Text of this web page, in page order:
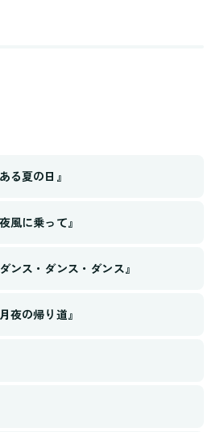
る夏の日』
風に乗って』
ンス・ダンス・ダンス』
夜の帰り道』